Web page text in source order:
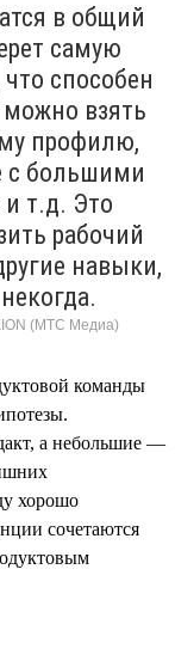
в общий
самую
способен
взять
профилю,
с большими
т.д. Это
рабочий
навыки,
(МТС Медиа)
команды
а небольшие —
хорошо
сочетаются